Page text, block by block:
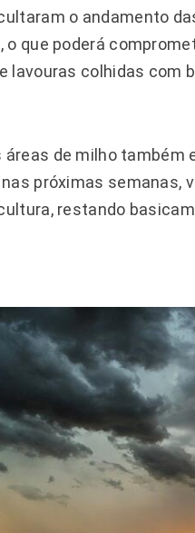
o andamento
o que poderá
lavouras colhidas com
áreas de milho
próximas semanas,
restando